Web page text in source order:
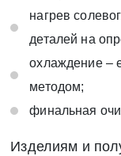
нагрев
деталей на
охлаждение –
методом;
финальная
Изделиям и